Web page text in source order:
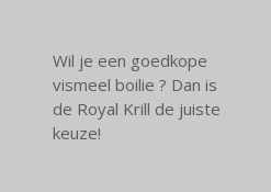
Wil je een goedkope
vismeel boilie ? Dan is
de Royal Krill de juiste
keuze!